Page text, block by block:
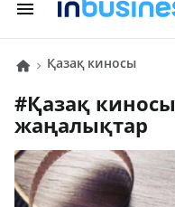
қазақ киносы
# қазақ киносы
жаңалықтар